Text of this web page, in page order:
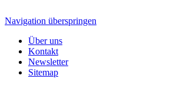
Navigation überspringen
Über uns
Kontakt
Newsletter
Sitemap